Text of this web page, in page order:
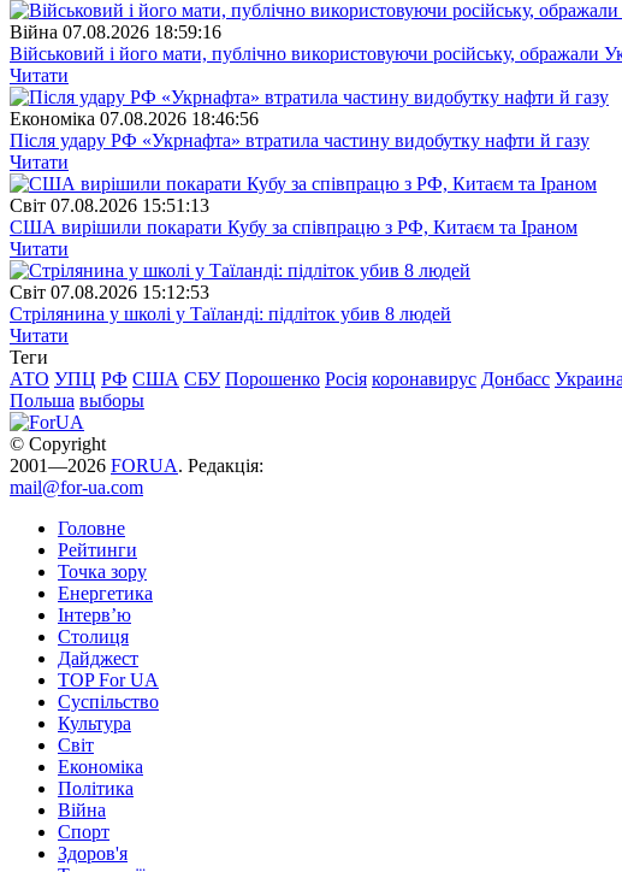
Війна 07.08.2026 18:59:16
Військовий і його мати, публічно використовуючи російську, ображали
Читати
Економіка 07.08.2026 18:46:56
Після удару РФ «Укрнафта» втратила частину видобутку нафти й газу
Читати
Свiт 07.08.2026 15:51:13
США вирішили покарати Кубу за співпрацю з РФ, Китаєм та Іраном
Читати
Свiт 07.08.2026 15:12:53
Стрілянина у школі у Таїланді: підліток убив 8 людей
Читати
Теги
АТО УПЦ РФ США СБУ Порошенко Росія коронавирус Донбасс Украина
Польша выборы
© Copyright
2001—2026 FORUA. Редакція:
mail@for-ua.com
Головне
Рейтинги
Точка зору
Енергетика
Інтерв’ю
Столиця
Дайджест
TOP For UA
Суспiльство
Культура
Світ
Економіка
Політика
Війна
Спорт
Здоров'я